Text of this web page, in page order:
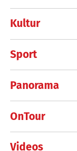
Kultur
Sport
Panorama
OnTour
Videos